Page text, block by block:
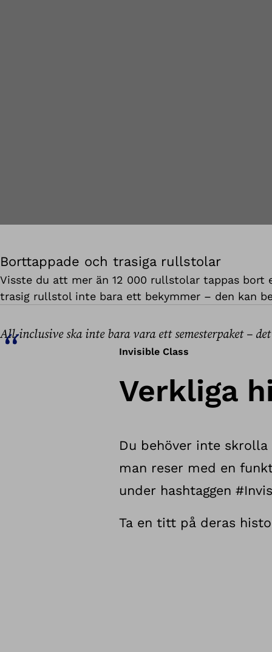
Borttappade och trasiga rullstolar
Visste du att mer än 12 000 rullstolar tappas bort
trasig rullstol inte bara ett bekymmer – den kan
All-inclusive ska inte bara vara ett semesterpaket –
Invisible Class
Verkliga
Du behöver inte
man reser med en
under hashtaggen
Ta en titt på deras